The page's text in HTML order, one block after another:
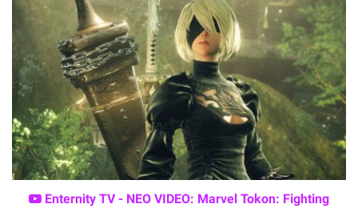
Enternity TV - ΝΕΟ VIDEO: Marvel Tokon: Fighting